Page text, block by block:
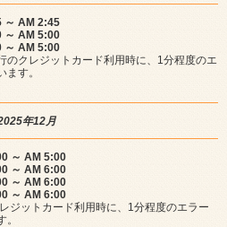
～ AM 2:45
～ AM 5:00
～ AM 5:00
クレジットカード利用時に、1分程度のエ
す。
年12月
～ AM 5:00
～ AM 6:00
～ AM 6:00
～ AM 6:00
ジットカード利用時に、1分程度のエラー